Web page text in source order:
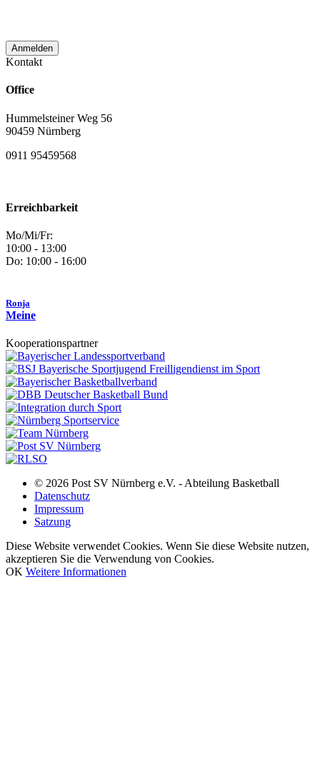
Kontakt
Office
Hummelsteiner Weg 56
90459 Nürnberg
0911 95459568
Erreichbarkeit
Mo/Mi/Fr:
10:00 - 13:00
Do: 10:00 - 16:00
Ronja
Meine
Kooperationspartner
© 2026 Post SV Nürnberg e.V. - Abteilung Basketball
Datenschutz
Impressum
Satzung
Diese Website verwendet Cookies. Wenn Sie diese Website nutzen,
akzeptieren Sie die Verwendung von Cookies.
OK Weitere Informationen